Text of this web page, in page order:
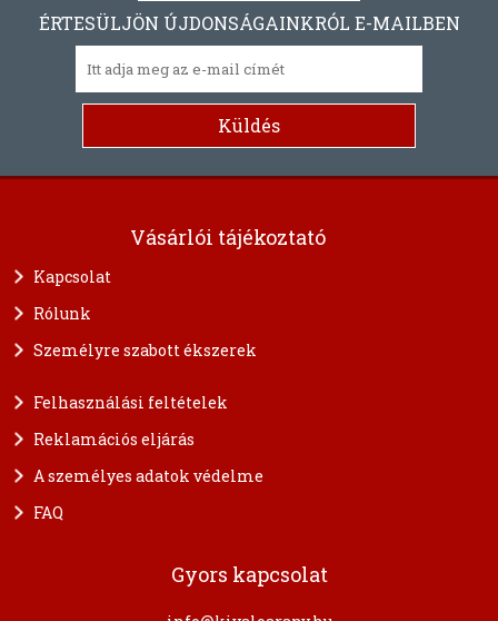
ÉRTESÜLJÖN ÚJDONSÁGAINKRÓL E-MAILBEN
Vásárlói tájékoztató
Kapcsolat
Rólunk
Személyre szabott ékszerek
Felhasználási feltételek
Reklamációs eljárás
A személyes adatok védelme
FAQ
Gyors kapcsolat